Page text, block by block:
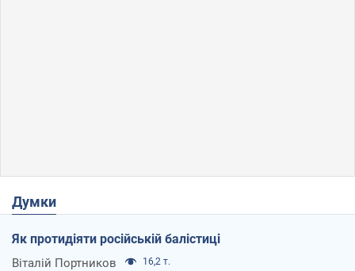
Думки
Як протидіяти російській балістиці
Віталій Портников 16,2 т.